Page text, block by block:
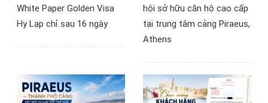
động sản châu Âu.
White Paper Golden Visa
Hy Lạp chỉ sau 16 ngày
hội sở hữu căn hộ cao cấp
tại trung tâm cảng Piraeus,
Athens